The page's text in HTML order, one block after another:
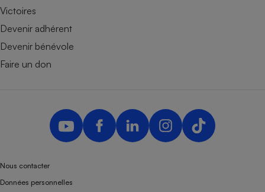
Victoires
Devenir adhérent
Devenir bénévole
Faire un don
Nous contacter
Données personnelles